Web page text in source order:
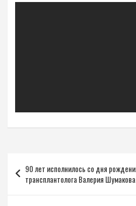
по
записям
90 лет исполнилось со дня
трансплантолога Валерия